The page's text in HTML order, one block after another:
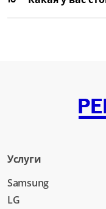
Услуги
Samsung
LG